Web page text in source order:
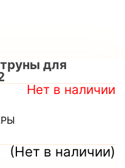
для
(Нет в наличии)
Нет в наличии